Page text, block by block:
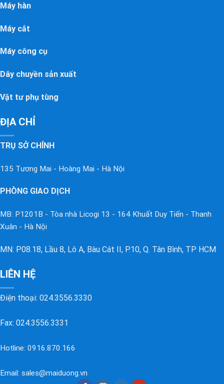
Máy hàn
Máy cắt
Máy công cụ
Dây chuyền sản xuất
Vật tư phụ tùng
ĐỊA CHỈ
TRỤ SỞ CHÍNH
135 Tương Mai - Hoàng Mai - Hà Nội
PHÒNG GIAO DỊCH
MB: P1201B - Tòa nhà Licogi 13 - 164 Khuất Duy Tiến - Thanh
Xuân - Hà Nội
MN: P08.18, Lầu 8, Lô A, Bàu Cát II, P.10, Q. Tân Bình, TP HCM
LIÊN HỆ
Điện thoại: 024.3556.3330
Fax: 024.3556.3331
Hotline: 0916.870.166
Email: sales@maiduong.vn